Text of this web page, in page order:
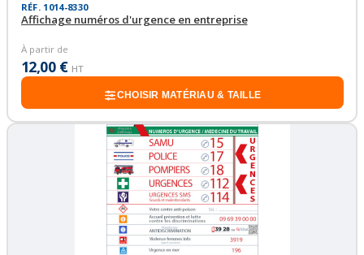
RÉF. 1014-8330
Affichage numéros d'urgence en entreprise
À partir de
12,00 € HT
CHOISIR MATÉRIAU & TAILLE